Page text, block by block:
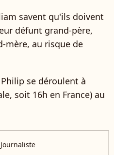
savent qu'ils doivent
défunt grand-père,
mère, au risque de
se déroulent à
soit 16h en France) au
Journaliste